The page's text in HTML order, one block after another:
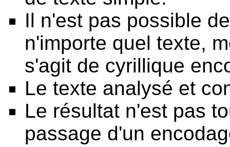
Il n'est pas possible
n'importe quel texte,
s'agit de cyrillique
Le texte analysé et
Le résultat n'est pas
passage d'un